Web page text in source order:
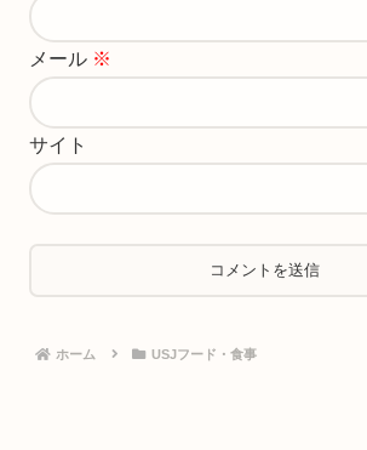
メール ※
サイト
ホーム USJフード・食事